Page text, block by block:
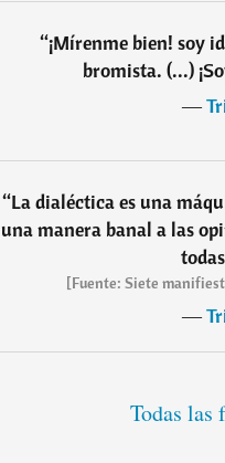
“¡Mírenme bien! soy
bromista. (...)
―
“La dialéctica es una
una manera banal a las
[Fuente: Siete
―
Todas las